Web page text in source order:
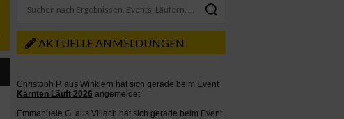
AKTUELLE ANMELDUNGEN